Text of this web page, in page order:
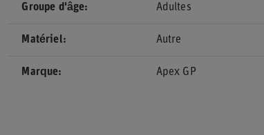
Groupe d'âge Adultes
Matériel Autre
Marque Apex GP